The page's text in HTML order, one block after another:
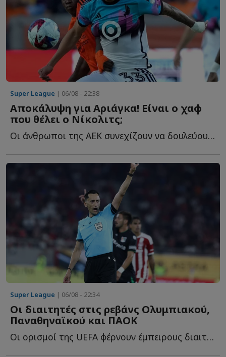
Super League | 06/08 - 22:38
Αποκάλυψη για Αριάγκα! Είναι ο χαφ
που θέλει ο Νίκολιτς;
Οι άνθρωποι της ΑΕΚ συνεχίζουν να δουλεύουν και στα υ...
Super League | 06/08 - 22:34
Οι διαιτητές στις ρεβάνς Ολυμπιακού,
Παναθηναϊκού και ΠΑΟΚ
Οι ορισμοί της UEFA φέρνουν έμπειρους διαιτητές στις ε...